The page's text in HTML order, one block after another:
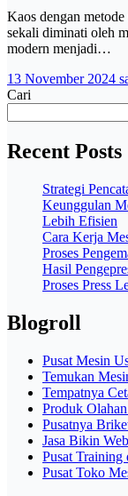
Kaos dengan
sekali diminati oleh
modern menjadi…
13 November 2024
Cari
Recent Posts
Strategi
Keunggulan
Lebih Efisien
Cara Kerja
Proses
Hasil
Proses Press
Blogroll
Pusat Mesin
Temukan
Tempatnya
Produk
Pusatnya
Jasa Bikin
Pusat Training
Pusat Toko